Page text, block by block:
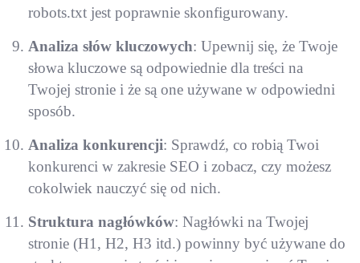
robots.txt jest poprawnie skonfigurowany.
Analiza słów kluczowych: Upewnij się, że Twoje
słowa kluczowe są odpowiednie dla treści na
Twojej stronie i że są one używane w odpowiedni
sposób.
Analiza konkurencji: Sprawdź, co robią Twoi
konkurenci w zakresie SEO i zobacz, czy możesz
cokolwiek nauczyć się od nich.
Struktura nagłówków: Nagłówki na Twojej
stronie (H1, H2, H3 itd.) powinny być używane do